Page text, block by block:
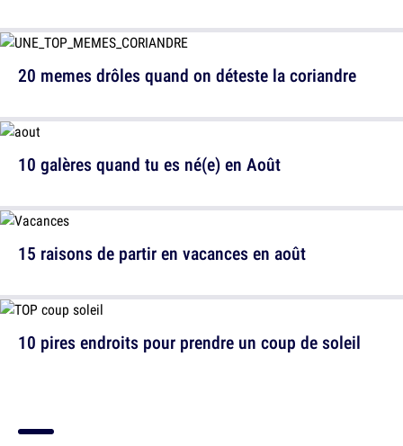
20 memes drôles quand on déteste la coriandre
15 raisons de partir en vacances en août
10 galères quand tu es né(e) en Août
10 pires endroits pour prendre un coup de soleil